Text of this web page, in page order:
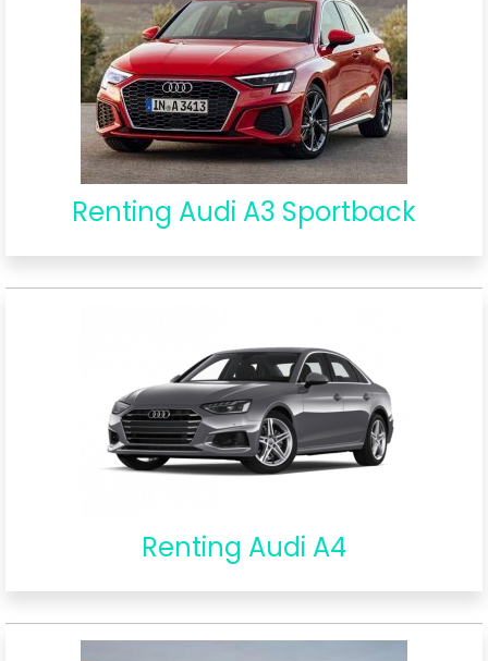
Renting Audi A3 Sportback
Renting Audi A4